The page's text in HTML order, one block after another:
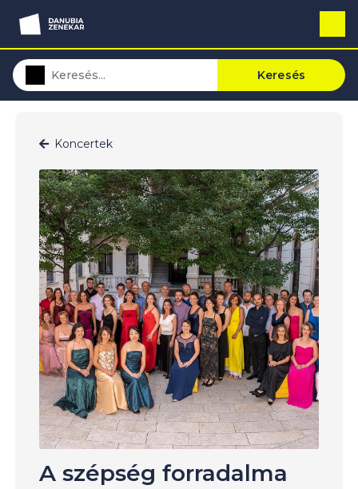
Keresés
Koncertek
A szépség forradalma